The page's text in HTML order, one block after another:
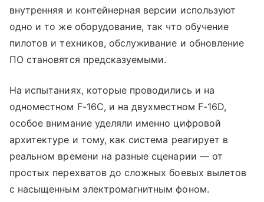
внутренняя и контейнерная версии используют
одно и то же оборудование, так что обучение
пилотов и техников, обслуживание и обновление
ПО становятся предсказуемыми.
На испытаниях, которые проводились и на
одноместном F-16C, и на двухместном F-16D,
особое внимание уделяли именно цифровой
архитектуре и тому, как система реагирует в
реальном времени на разные сценарии — от
простых перехватов до сложных боевых вылетов
с насыщенным электромагнитным фоном.